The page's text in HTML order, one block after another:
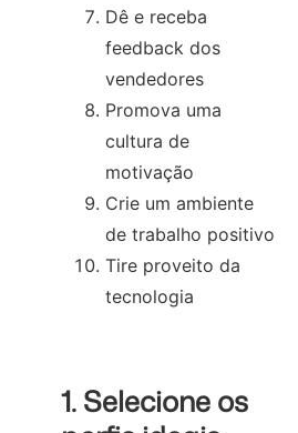
Dê e receba
feedback dos
vendedores
Promova uma
cultura de
motivação
Crie um ambiente
de trabalho positivo
Tire proveito da
tecnologia
1. Selecione os